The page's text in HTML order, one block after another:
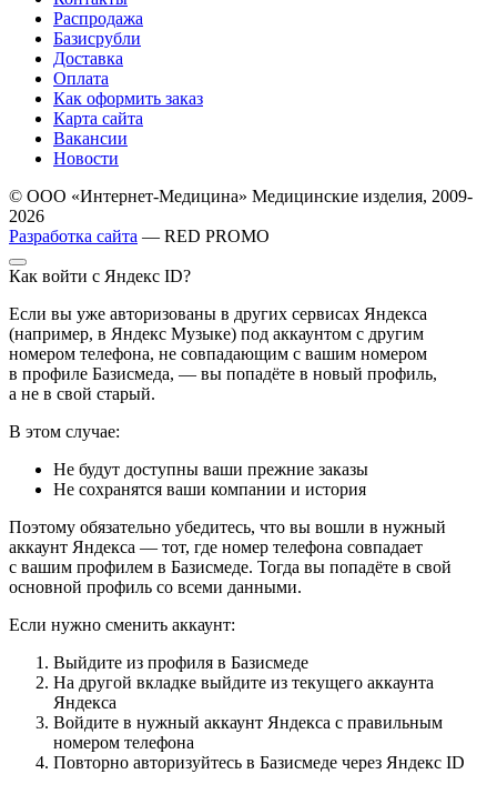
Распродажа
Базисрубли
Доставка
Оплата
Как оформить заказ
Карта сайта
Вакансии
Новости
© ООО «Интернет-Медицина» Медицинские изделия, 2009-
2026
Разработка сайта — RED PROMO
Как войти с Яндекс ID?
Если вы уже авторизованы в других сервисах Яндекса
(например, в Яндекс Музыке) под аккаунтом с другим
номером телефона, не совпадающим с вашим номером
в профиле Базисмеда, — вы попадёте в новый профиль,
а не в свой старый.
В этом случае:
Не будут доступны ваши прежние заказы
Не сохранятся ваши компании и история
Поэтому обязательно убедитесь, что вы вошли в нужный
аккаунт Яндекса — тот, где номер телефона совпадает
с вашим профилем в Базисмеде. Тогда вы попадёте в свой
основной профиль со всеми данными.
Если нужно сменить аккаунт:
Выйдите из профиля в Базисмеде
На другой вкладке выйдите из текущего аккаунта
Яндекса
Войдите в нужный аккаунт Яндекса с правильным
номером телефона
Повторно авторизуйтесь в Базисмеде через Яндекс ID